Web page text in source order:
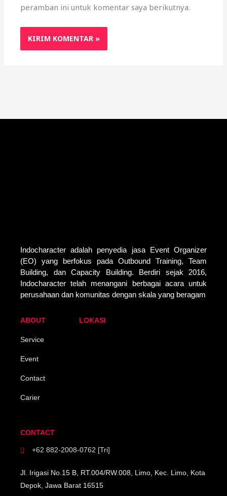
peramban ini untuk komentar saya berikutnya.
Indocharacter adalah penyedia jasa Event Organizer
(EO) yang berfokus pada Outbound Training, Team
Building, dan Capacity Building. Berdiri sejak 2016,
Indocharacter telah menangani berbagai acara untuk
perusahaan dan komunitas dengan skala yang beragam
ABOUT
Service
Event
Contact
Carier
LOKASI
CONTACT
+62 882-2008-0762 [Tri]
Jl. Irigasi No.15 B, RT.004/RW.008, Limo, Kec. Limo, Kota
Depok, Jawa Barat 16515